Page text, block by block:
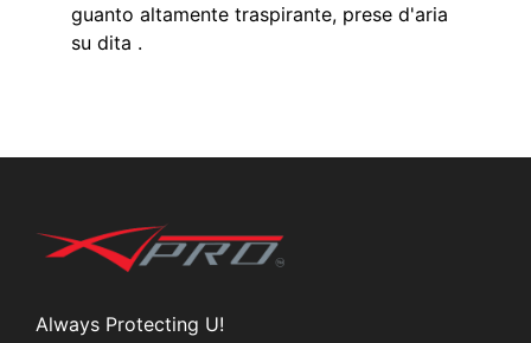
guanto altamente traspirante, prese d'aria
su dita .
Always Protecting U!